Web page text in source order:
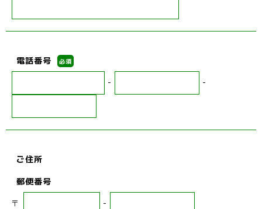
電話番号 必須
- -
ご住所
郵便番号
〒
-